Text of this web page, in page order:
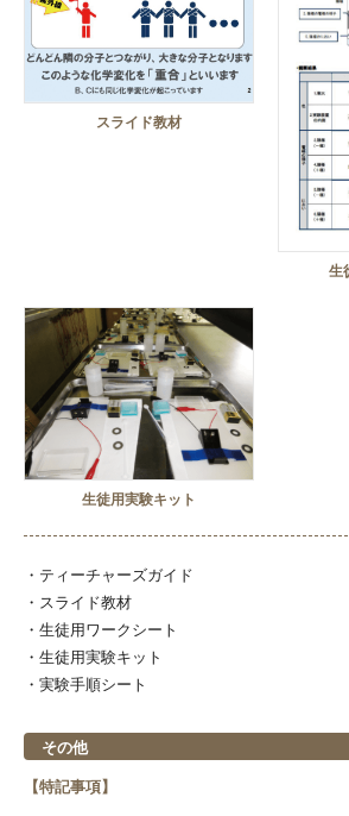
スライド教材
生
生徒用実験キット
・ティーチャーズガイド
・スライド教材
・生徒用ワークシート
・生徒用実験キット
・実験手順シート
その他
【特記事項】